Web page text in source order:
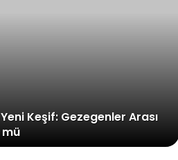
Keşif: Gezegenler Arası